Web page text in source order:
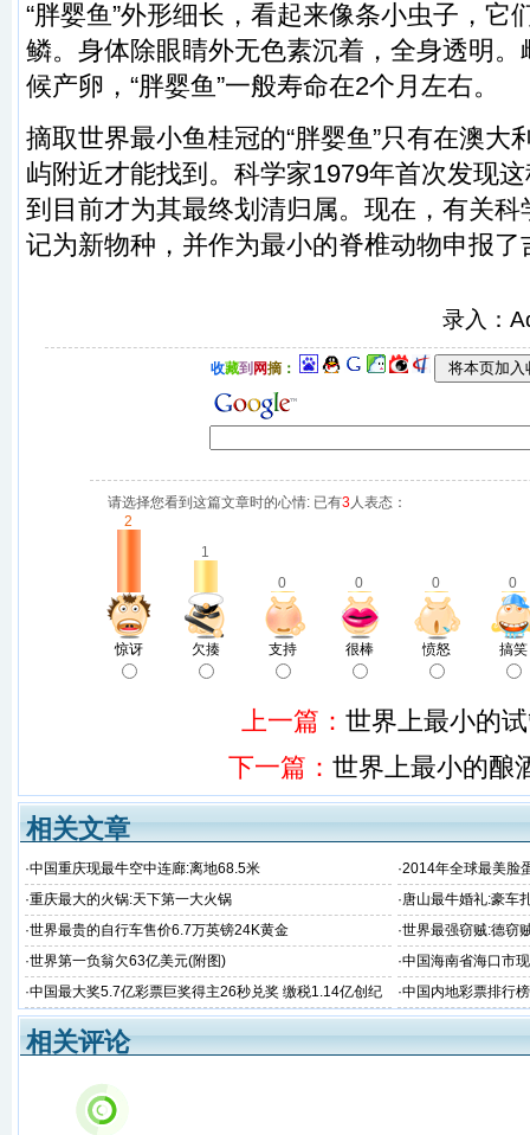
“胖婴鱼”外形细长，看起来像条小虫子，它
鳞。身体除眼睛外无色素沉着，全身透明
候产卵，“胖婴鱼”一般寿命在2个月左右。
摘取世界最小鱼桂冠的“胖婴鱼”只有在澳大
屿附近才能找到。科学家1979年首次发现
到目前才为其最终划清归属。现在，有关
记为新物种，并作为最小的脊椎动物申报了
录入：
收藏到 网摘：
请选择您看到这篇文章时的心情: 已有3人表态：
2
1
0
0 0 0
惊讶 欠揍 支持 很棒 愤怒 搞笑
上一篇： 世界上最小的
下一篇： 世界上最小的酿
相关文章
·中国重庆现最牛空中连廊:离地68.5米 ·2014年全球最美脸
·重庆最大的火锅:天下第一大火锅 ·唐山最牛婚礼:豪车
·世界最贵的自行车售价6.7万英镑24K黄金 ·世界最强窃贼:德窃
·世界第一负翁欠63亿美元(附图) ·中国海南省海口市
·中国最大奖5.7亿彩票巨奖得主26秒兑奖 缴税1.14亿创纪
录
·中国内地彩票排行
相关评论